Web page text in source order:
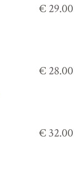
€ 29.00
€ 28.00
€ 32.00